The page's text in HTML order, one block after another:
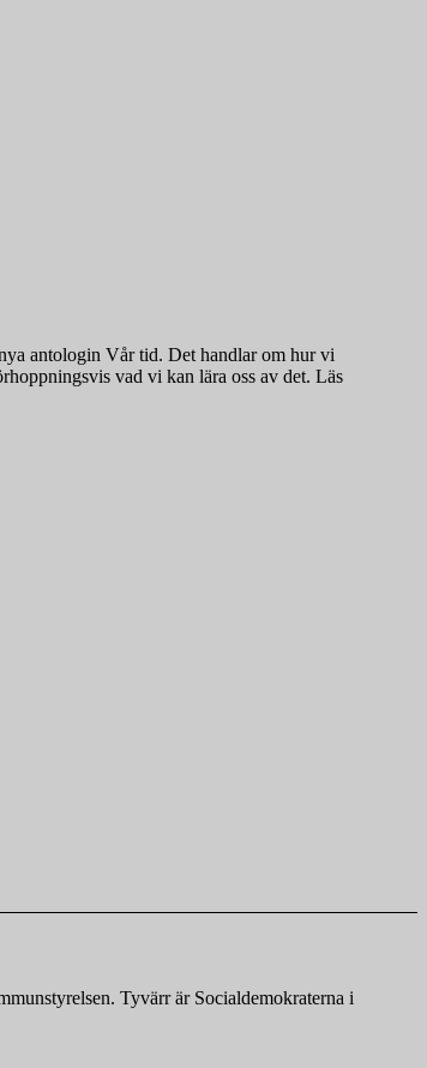
antologin Vår tid. Det handlar om hur vi
vad vi kan lära oss av det. Läs
Tyvärr är Socialdemokraterna i